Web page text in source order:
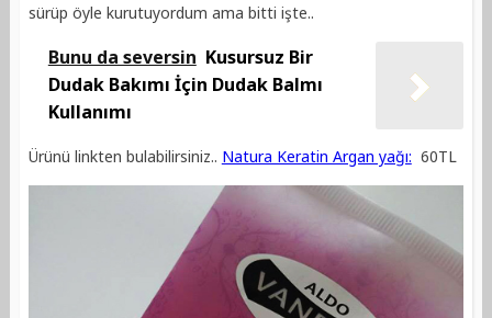
sürüp öyle kurutuyordum ama bitti işte..
Bunu da seversin Kusursuz Bir
Dudak Bakımı İçin Dudak Balmı
Kullanımı
Ürünü linkten bulabilirsiniz.. Natura Keratin Argan yağı: 60TL